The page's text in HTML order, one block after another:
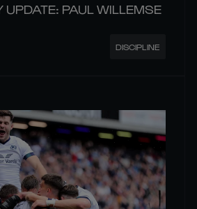
UPDATE: PAUL WILLEMSE
DISCIPLINE